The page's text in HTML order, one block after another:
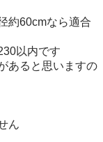
約60cmなら適合
以内です
あると思いますの
ん